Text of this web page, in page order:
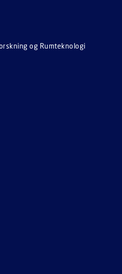
og Rumteknologi